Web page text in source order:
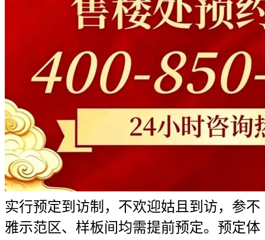
实行预定到访制，不欢迎姑且到访，参不
雅示范区、样板间均需提前预定。预定体